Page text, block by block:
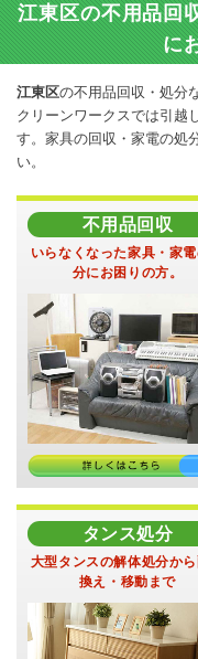
江東区の不用品回
に
江東区の不用品回収・処分
クリーンワークスでは引越
す。家具の回収・家電の処
い。
不用品回収
いらなくなった家具・家
分にお困りの方。
タンス処分
大型タンスの解体処分から
換え・移動まで